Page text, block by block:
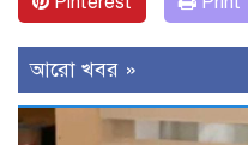
আরো খবর »